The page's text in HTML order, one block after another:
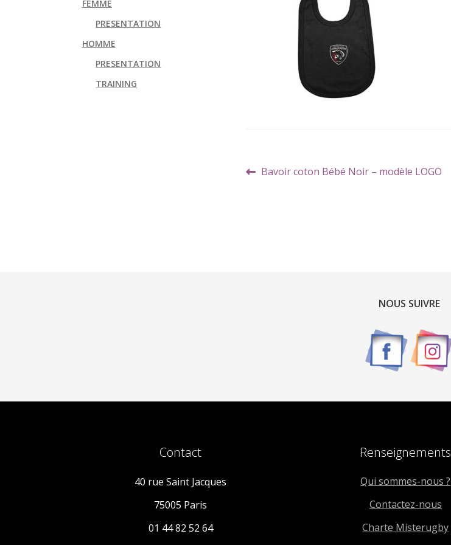
Navigation
Article
Bavoir coton Bébé Noir – modèle LOGO
FEMME
PRESENTATION
HOMME
PRESENTATION
TRAINING
NOUS SUIVRE
Contact
40 rue Saint Jacques
75005 Paris
01 44 82 52 64
Renseignements
Qui sommes-nous ?
Contactez-nous
Charte Misterugby